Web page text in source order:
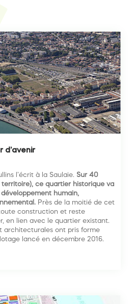
d’avenir
l’écrit à la Saulaie. Sur 40
territoire), ce quartier historique va
humain,
Près de la moitié de cet
construction et reste
en lien avec le quartier existant.
architecturales ont pris forme
lancé en décembre 2016.